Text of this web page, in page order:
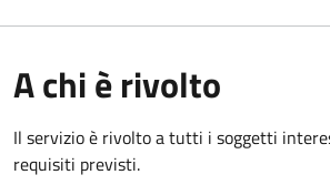
A chi è rivolto
Il servizio è rivolto a tutti i soggetti
requisiti previsti.